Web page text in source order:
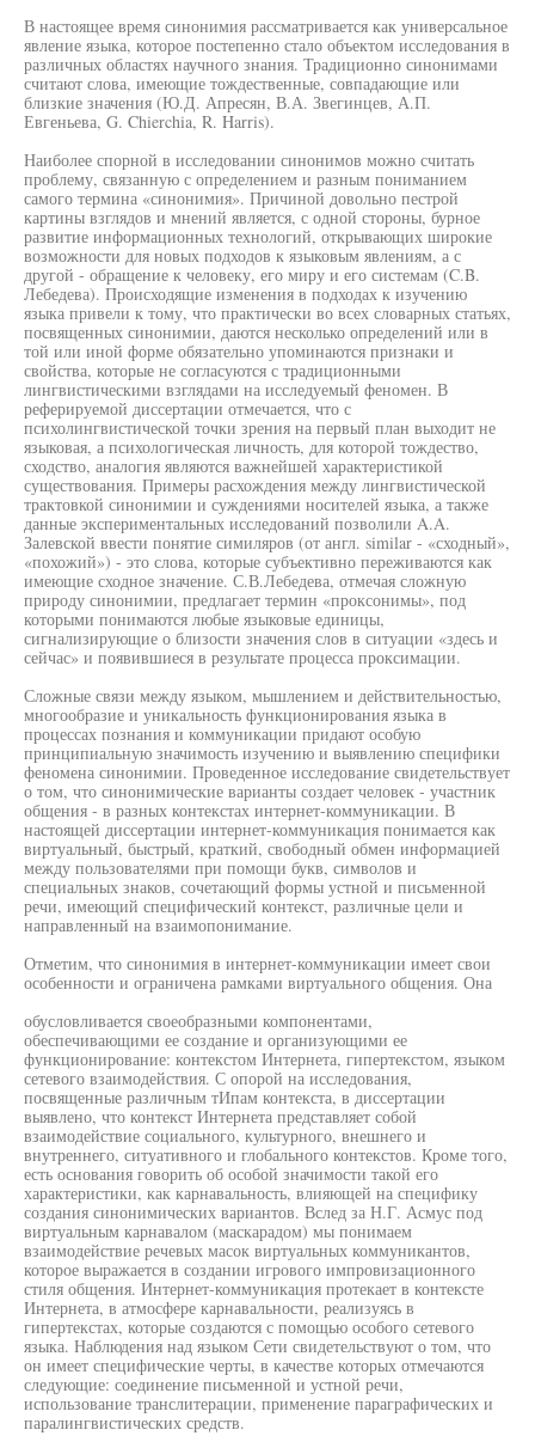
В настоящее время синонимия рассматривается как универсальное
явление языка, которое постепенно стало объектом исследования в
различных областях научного знания. Традиционно синонимами
считают слова, имеющие тождественные, совпадающие или
близкие значения (Ю.Д. Апресян, В.А. Звегинцев, А.П.
Евгеньева, G. Chierchia, R. Harris).
Наиболее спорной в исследовании синонимов можно считать
проблему, связанную с определением и разным пониманием
самого термина «синонимия». Причиной довольно пестрой
картины взглядов и мнений является, с одной стороны, бурное
развитие информационных технологий, открывающих широкие
возможности для новых подходов к языковым явлениям, а с
другой - обращение к человеку, его миру и его системам (C.B.
Лебедева). Происходящие изменения в подходах к изучению
языка привели к тому, что практически во всех словарных статьях,
посвященных синонимии, даются несколько определений или в
той или иной форме обязательно упоминаются признаки и
свойства, которые не согласуются с традиционными
лингвистическими взглядами на исследуемый феномен. В
реферируемой диссертации отмечается, что с
психолингвистической точки зрения на первый план выходит не
языковая, а психологическая личность, для которой тождество,
сходство, аналогия являются важнейшей характеристикой
существования. Примеры расхождения между лингвистической
трактовкой синонимии и суждениями носителей языка, а также
данные экспериментальных исследований позволили A.A.
Залевской ввести понятие симиляров (от англ. similar - «сходный»,
«похожий») - это слова, которые субъективно переживаются как
имеющие сходное значение. С.В.Лебедева, отмечая сложную
природу синонимии, предлагает термин «проксонимы», под
которыми понимаются любые языковые единицы,
сигнализирующие о близости значения слов в ситуации «здесь и
сейчас» и появившиеся в результате процесса проксимации.
Сложные связи между языком, мышлением и действительностью,
многообразие и уникальность функционирования языка в
процессах познания и коммуникации придают особую
принципиальную значимость изучению и выявлению специфики
феномена синонимии. Проведенное исследование свидетельствует
о том, что синонимические варианты создает человек - участник
общения - в разных контекстах интернет-коммуникации. В
настоящей диссертации интернет-коммуникация понимается как
виртуальный, быстрый, краткий, свободный обмен информацией
между пользователями при помощи букв, символов и
специальных знаков, сочетающий формы устной и письменной
речи, имеющий специфический контекст, различные цели и
направленный на взаимопонимание.
Отметим, что синонимия в интернет-коммуникации имеет свои
особенности и ограничена рамками виртуального общения. Она
обусловливается своеобразными компонентами,
обеспечивающими ее создание и организующими ее
функционирование: контекстом Интернета, гипертекстом, языком
сетевого взаимодействия. С опорой на исследования,
посвященные различным тИпам контекста, в диссертации
выявлено, что контекст Интернета представляет собой
взаимодействие социального, культурного, внешнего и
внутреннего, ситуативного и глобального контекстов. Кроме того,
есть основания говорить об особой значимости такой его
характеристики, как карнавальность, влияющей на специфику
создания синонимических вариантов. Вслед за Н.Г. Асмус под
виртуальным карнавалом (маскарадом) мы понимаем
взаимодействие речевых масок виртуальных коммуникантов,
которое выражается в создании игрового импровизационного
стиля общения. Интернет-коммуникация протекает в контексте
Интернета, в атмосфере карнавальности, реализуясь в
гипертекстах, которые создаются с помощью особого сетевого
языка. Наблюдения над языком Сети свидетельствуют о том, что
он имеет специфические черты, в качестве которых отмечаются
следующие: соединение письменной и устной речи,
использование транслитерации, применение параграфических и
паралингвистических средств.